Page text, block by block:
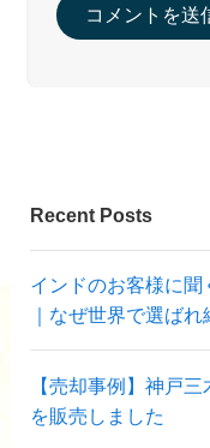
Recent Posts
インドのお客様に
｜なぜ世界で選ば
【売却事例】神戸
を販売しました